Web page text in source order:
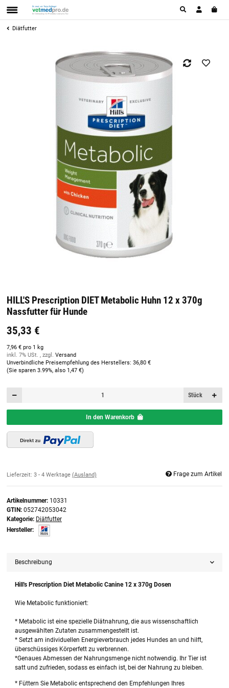
Diätfutter
HILL'S Prescription DIET Metabolic Huhn 12 x 370g
Nassfutter für Hunde
35,33 €
7,96 € pro 1 kg
inkl. 7% USt. , zzgl. Versand
Unverbindliche Preisempfehlung des Herstellers: 36,80 €
(Sie sparen 3.99%, also 1,47 €)
Stück
In den Warenkorb
Lieferzeit: 3 - 4 Werktage (Ausland) Frage zum Artikel
Artikelnummer: 10331
GTIN: 052742053042
Kategorie: Diätfutter
Hersteller:
Beschreibung
Hill's Prescription Diet Metabolic Canine 12 x 370g Dosen
Wie Metabolic funktioniert:
* Metabolic ist eine spezielle Diätnahrung, die aus wissenschaftlich
ausgewählten Zutaten zusammengestellt ist.
* Setzt am individuellen Energieverbrauch jedes Hundes an und hilft,
überschüssiges Körperfett zu verbrennen.
*Genaues Abmessen der Nahrungsmenge nicht notwendig. Ihr Tier ist
satt und zufrieden, sodass es einfach ist, bei der Nahrung zu bleiben.
* Füttern Sie Metabolic entsprechend den Empfehlungen Ihres